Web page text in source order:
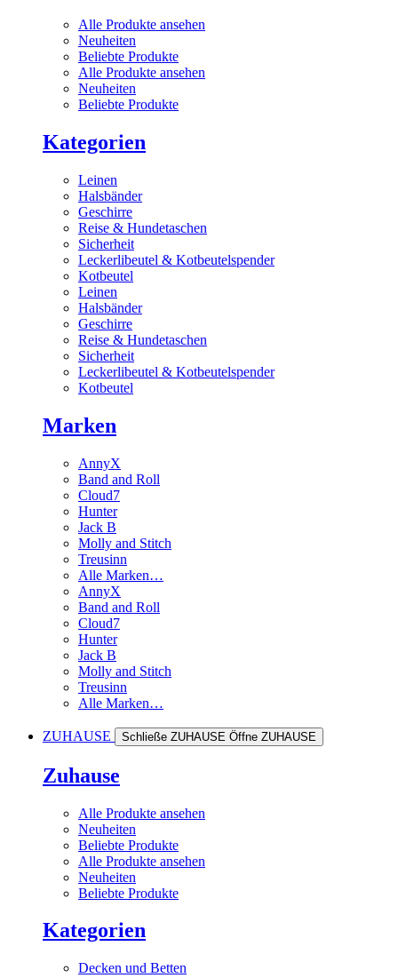
Alle Produkte ansehen
Neuheiten
Beliebte Produkte
Alle Produkte ansehen
Neuheiten
Beliebte Produkte
Kategorien
Leinen
Halsbänder
Geschirre
Reise & Hundetaschen
Sicherheit
Leckerlibeutel & Kotbeutelspender
Kotbeutel
Leinen
Halsbänder
Geschirre
Reise & Hundetaschen
Sicherheit
Leckerlibeutel & Kotbeutelspender
Kotbeutel
Marken
AnnyX
Band and Roll
Cloud7
Hunter
Jack B
Molly and Stitch
Treusinn
Alle Marken…
AnnyX
Band and Roll
Cloud7
Hunter
Jack B
Molly and Stitch
Treusinn
Alle Marken…
ZUHAUSE Schließe ZUHAUSE Öffne ZUHAUSE
Zuhause
Alle Produkte ansehen
Neuheiten
Beliebte Produkte
Alle Produkte ansehen
Neuheiten
Beliebte Produkte
Kategorien
Decken und Betten